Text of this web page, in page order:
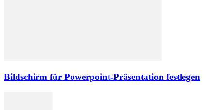
Bildschirm für Powerpoint-Präsentation festlegen